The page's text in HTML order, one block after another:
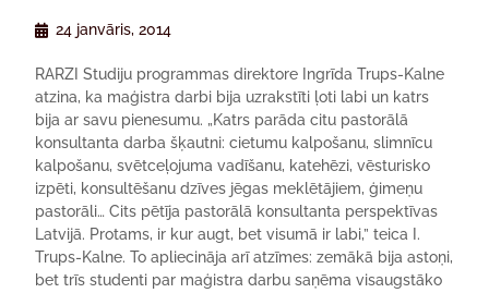
24 janvāris, 2014
RARZI Studiju programmas direktore Ingrīda Trups-Kalne
atzina, ka maģistra darbi bija uzrakstīti ļoti labi un katrs
bija ar savu pienesumu. „Katrs parāda citu pastorālā
konsultanta darba šķautni: cietumu kalpošanu, slimnīcu
kalpošanu, svētceļojuma vadīšanu, katehēzi, vēsturisko
izpēti, konsultēšanu dzīves jēgas meklētājiem, ģimeņu
pastorāli… Cits pētīja pastorālā konsultanta perspektīvas
Latvijā. Protams, ir kur augt, bet visumā ir labi,” teica I.
Trups-Kalne. To apliecināja arī atzīmes: zemākā bija astoņi,
bet trīs studenti par maģistra darbu saņēma visaugstāko